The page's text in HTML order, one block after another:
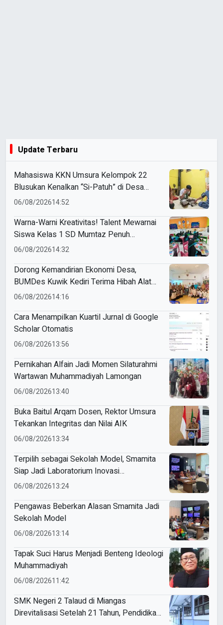
Update Terbaru
Mahasiswa KKN Umsura Kelompok 22
Blusukan Kenalkan “Si-Patuh” di Desa
Banjarkejen
06/08/202614:52
Warna-Warni Kreativitas! Talent Mewarnai
Siswa Kelas 1 SD Mumtaz Penuh
Keceriaan
06/08/202614:32
Dorong Kemandirian Ekonomi Desa,
BUMDes Kuwik Kediri Terima Hibah Alat
Pencetak Briket Biomassa Briqpress
06/08/202614:16
Cara Menampilkan Kuartil Jurnal di Google
Scholar Otomatis
06/08/202613:56
Pernikahan Alfain Jadi Momen Silaturahmi
Wartawan Muhammadiyah Lamongan
06/08/202613:40
Buka Baitul Arqam Dosen, Rektor Umsura
Tekankan Integritas dan Nilai AIK
06/08/202613:34
Terpilih sebagai Sekolah Model, Smamita
Siap Jadi Laboratorium Inovasi
Pembelajaran AI
06/08/202613:24
Pengawas Beberkan Alasan Smamita Jadi
Sekolah Model
06/08/202613:14
Tapak Suci Harus Menjadi Benteng Ideologi
Muhammadiyah
06/08/202611:42
SMK Negeri 2 Talaud di Miangas
Direvitalisasi Setelah 21 Tahun, Pendidikan